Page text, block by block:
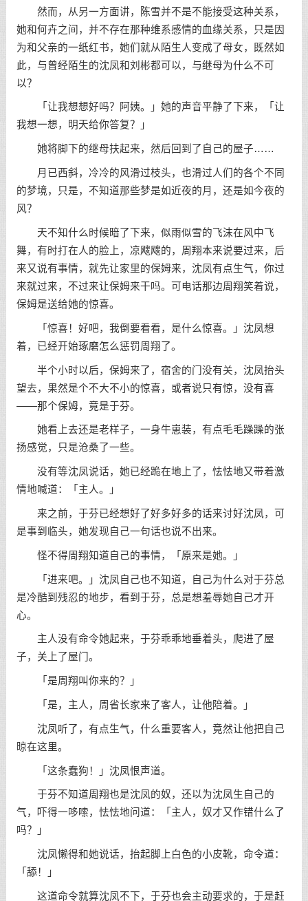
然而，从另一方面讲，陈雪并不是不能接受这种关系，
她和何卉之间，并不存在那种维系感情的血缘关系，只是因
为和父亲的一纸红书，她们就从陌生人变成了母女，既然如
此，与曾经陌生的沈凤和刘彬都可以，与继母为什么不可
以？
「让我想想好吗？阿姨。」她的声音平静了下来，「让
我想一想，明天给你答复？」
她将脚下的继母扶起来，然后回到了自己的屋子……
月已西斜，冷冷的风滑过枝头，也滑过人们的各个不同
的梦境，只是，不知道那些梦是如近夜的月，还是如今夜的
风？
天不知什么时候暗了下来，似雨似雪的飞沫在风中飞
舞，有时打在人的脸上，凉飕飕的，周翔本来说要过来，后
来又说有事情，就先让家里的保姆来，沈凤有点生气，你过
来就过来，不过来让保姆来干吗。可电话那边周翔笑着说，
保姆是送给她的惊喜。
「惊喜！好吧，我倒要看看，是什么惊喜。」沈凤想
着，已经开始琢磨怎么惩罚周翔了。
半个小时以后，保姆来了，宿舍的门没有关，沈凤抬头
望去，果然是个不大不小的惊喜，或者说只有惊，没有喜
——那个保姆，竟是于芬。
她看上去还是老样子，一身牛崽装，有点毛毛躁躁的张
扬感觉，只是沧桑了一些。
没有等沈凤说话，她已经跪在地上了，怯怯地又带着激
情地喊道：「主人。」
来之前，于芬已经想好了好多好多的话来讨好沈凤，可
是事到临头，她发现自己一句话也说不出来。
怪不得周翔知道自己的事情，「原来是她。」
「进来吧。」沈凤自己也不知道，自己为什么对于芬总
是冷酷到残忍的地步，看到于芬，总是想羞辱她自己才开
心。
主人没有命令她起来，于芬乖乖地垂着头，爬进了屋
子，关上了屋门。
「是周翔叫你来的？」
「是，主人，周省长家来了客人，让他陪着。」
沈凤听了，有点生气，什么重要客人，竟然让他把自己
晾在这里。
「这条蠢狗！」沈凤恨声道。
于芬不知道周翔也是沈凤的奴，还以为沈凤生自己的
气，吓得一哆嗦，怯怯地问道：「主人，奴才又作错什么了
吗？」
沈凤懒得和她说话，抬起脚上白色的小皮靴，命令道：
「舔！」
这道命令就算沈凤不下，于芬也会主动要求的，于是赶